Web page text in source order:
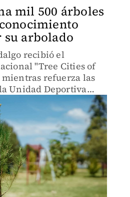
mil 500 árboles
arbolado
recibió el
"Tree Cities of
mientras refuerza las
Unidad Deportiva
de calor urbanas.